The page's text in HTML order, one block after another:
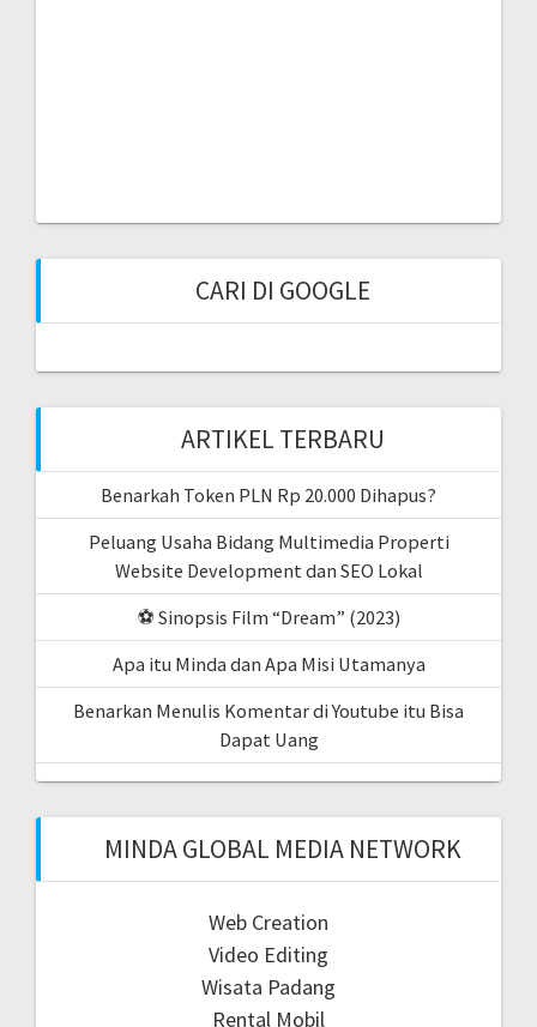
CARI DI GOOGLE
ARTIKEL TERBARU
Benarkah Token PLN Rp 20.000 Dihapus?
Peluang Usaha Bidang Multimedia Properti
Website Development dan SEO Lokal
⚽ Sinopsis Film “Dream” (2023)
Apa itu Minda dan Apa Misi Utamanya
Benarkan Menulis Komentar di Youtube itu Bisa
Dapat Uang
MINDA GLOBAL MEDIA NETWORK
Web Creation
Video Editing
Wisata Padang
Rental Mobil